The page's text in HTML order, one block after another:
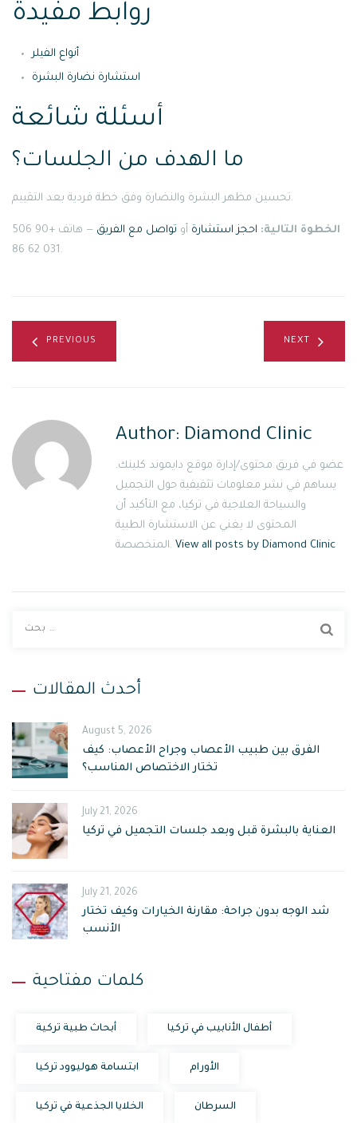
روابط مفيدة
أنواع الفيلر
استشارة نضارة البشرة
أسئلة شائعة
ما الهدف من الجلسات؟
تحسين مظهر البشرة والنضارة وفق خطة فردية بعد التقييم.
الخطوة التالية: احجز استشارة أو تواصل مع الفريق
— هاتف +90 506
031 62 86.
PREVIOUS NEXT
Author: Diamond Clinic
عضو في فريق محتوى/إدارة موقع دايموند كلينك.
يساهم في نشر معلومات تثقيفية حول التجميل
والسياحة العلاجية في تركيا، مع التأكيد أن
المحتوى لا يغني عن الاستشارة الطبية
المتخصصة. View all posts by Diamond Clinic
ن
:
أحدث المقالات
August 5, 2026
الفرق بين طبيب الأعصاب وجراح الأعصاب: كيف
تختار الاختصاص المناسب؟
July 21, 2026
العناية بالبشرة قبل وبعد جلسات التجميل في تركيا
July 21, 2026
شد الوجه بدون جراحة: مقارنة الخيارات وكيف تختار
الأنسب
كلمات مفتاحية
أبحاث طبية تركية أطفال الأنابيب في تركيا
ابتسامة هوليوود تركيا الأورام
الخلايا الجذعية في تركيا السرطان